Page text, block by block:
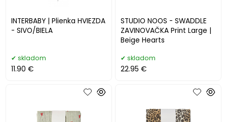
INTERBABY | Plienka HVIEZDA
- SIVO/BIELA
skladom
11.90 €
STUDIO NOOS - SWADDLE
ZAVINOVAČKA Print Large |
Beige Hearts
skladom
22.95 €